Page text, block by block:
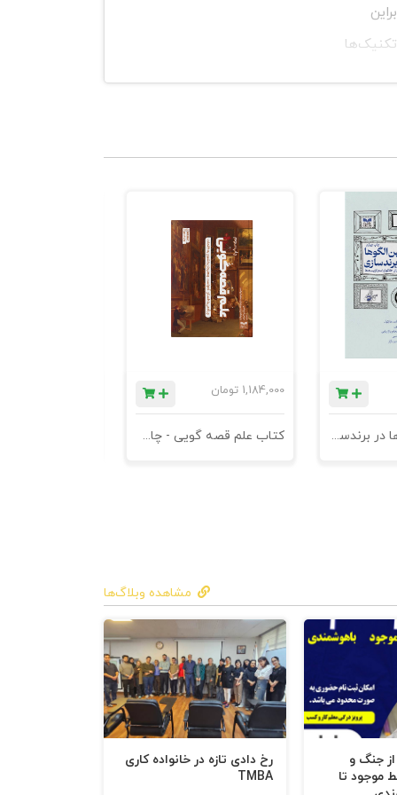
به
واقعی
خودش
در کم‌تر
مقصر
را به‌عنوان
و اتصال
آدمی
کتاب کهن الگوها در برندسازی - ابزاری برای خلاقها و استراتژیست ها
1,184,000 تومان
کتاب علم قصه گویی - چاپ سوم
مشاهده وبلاگ‌ها
از جنگ و
موجود تا
رخ دادی تازه در خانواده کاری
TMBA